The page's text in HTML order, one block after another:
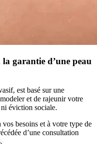
garantie d’une peau
est basé sur une
et de rajeunir votre
éviction sociale.
besoins et à votre type de
d’une consultation